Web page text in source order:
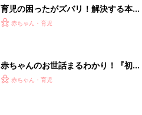
育児の困ったがズバリ！解決する本
『ひよこクラブ 秋号』 4カ月～2才
赤ちゃん・育児
赤ちゃんのお世話まるわかり！『初め
てのひよこクラブ 夏号』〈巻頭大特
赤ちゃん・育児